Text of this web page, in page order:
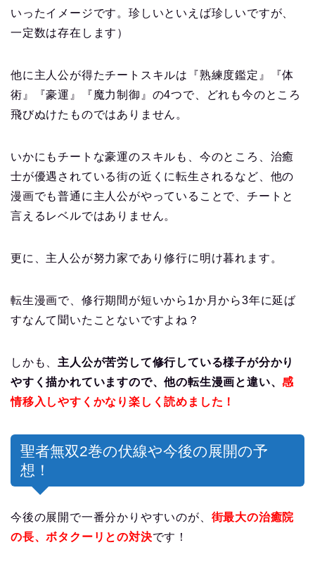
いったイメージです。珍しいといえば珍しいですが、
一定数は存在します）
他に主人公が得たチートスキルは『熟練度鑑定』『体
術』『豪運』『魔力制御』の4つで、どれも今のところ
飛びぬけたものではありません。
いかにもチートな豪運のスキルも、今のところ、治癒
士が優遇されている街の近くに転生されるなど、他の
漫画でも普通に主人公がやっていることで、チートと
言えるレベルではありません。
更に、主人公が努力家であり修行に明け暮れます。
転生漫画で、修行期間が短いから1か月から3年に延ば
すなんて聞いたことないですよね？
しかも、 主人公が苦労して修行している様子が分かり
やすく描かれていますので、他の転生漫画と違い、感
情移入しやすくかなり楽しく読めました！
聖者無双2巻の伏線や今後の展開の予
想！
今後の展開で一番分かりやすいのが、 街最大の治癒院
の長、ボタクーリとの対決です！